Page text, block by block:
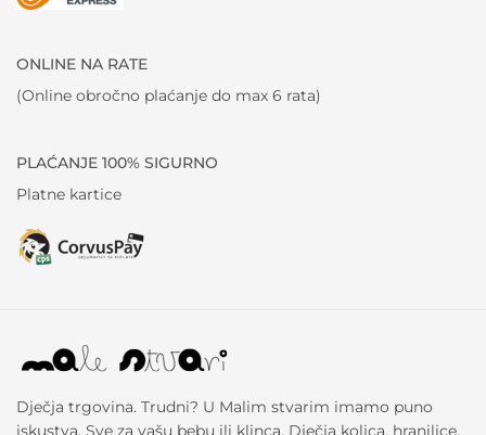
ONLINE NA RATE
(Online obročno plaćanje do max 6 rata)
PLAĆANJE 100% SIGURNO
Platne kartice
Dječja trgovina. Trudni? U Malim stvarim imamo puno
iskustva. Sve za vašu bebu ili klinca. Dječja kolica, hranilice,